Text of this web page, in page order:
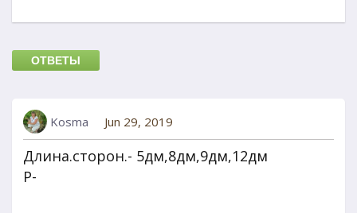
ОТВЕТЫ
Kosma Jun 29, 2019
Длина.сторон.- 5дм,8дм,9дм,12дм
P-